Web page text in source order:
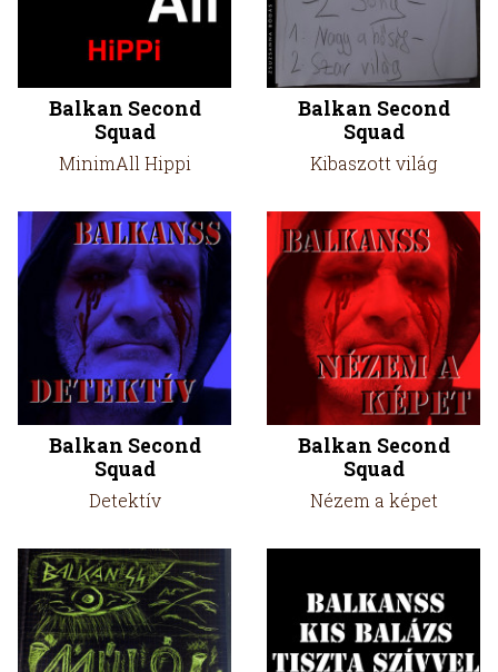
Balkan Second
Squad
MinimAll Hippi
Balkan Second
Squad
Kibaszott világ
Balkan Second
Squad
Detektív
Balkan Second
Squad
Nézem a képet